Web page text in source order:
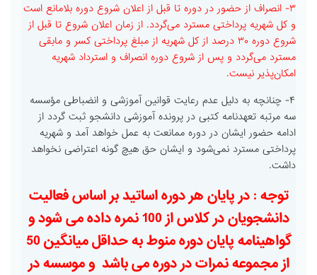
۳- انصراف از حضور در دوره تا قبل از اعلان شروع دوره بلامانع است
و کل شهریه پرداختی مسترد می‌گردد. از زمان اعلان شروع تا قبل از
شروع دوره ۳۰ درصد از کل شهریه از مبلغ پرداختی کسر و مابقی
مسترد می‌گردد و پس از شروع دوره انصراف و استرداد شهریه
امکان‌پذیر نیست.
۴- چنانچه به دلیل عدم رعایت قوانین آموزشی و انضباطی مؤسسه
سه مرتبه تعهدنامه کتبی در پرونده آموزشی دانشجو ثبت گردد از
ادامه حضور ایشان در دوره ممانعت به عمل خواهد آمد و شهریه
پرداختی مسترد نمی‌شود و ایشان حق هیچ گونه اعتراضی نخواهد
داشت.
توجه : در پایان هر دوره اساتید بر اساس فعالیت
دانشجویان در کلاس از 100 نمره داده می شود و
گواهینامه پایان دوره منوط به حداقل میانگین 50
از مجموعه نمرات در دوره می باشد و موسسه در